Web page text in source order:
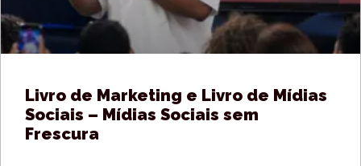
Livro de Marketing e Livro de Mídias
Sociais – Mídias Sociais sem
Frescura